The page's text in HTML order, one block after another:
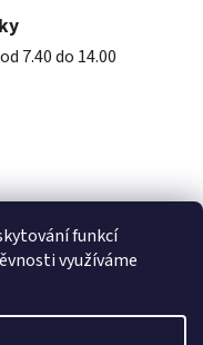
funkcí
využíváme
7.40 do 14.00